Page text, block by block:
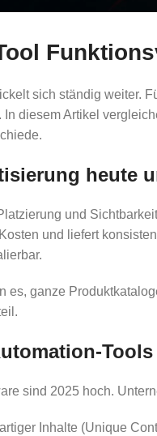
sich ständig weiter.
diesem Artikel
heute
und
und liefert
es, ganze
sind 2025 hoch.
Inhalte (Unique